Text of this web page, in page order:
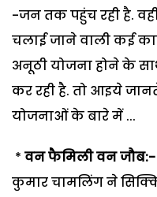
-जन तक पहुंच रही है. वही
चलाई जाने वाली कई
अनूठी योजना होने के
कर रही है. तो आइये
योजनाओं के बारे में ...
* वनफैमिलीवनजौब:-
कुमार चामलिंग ने